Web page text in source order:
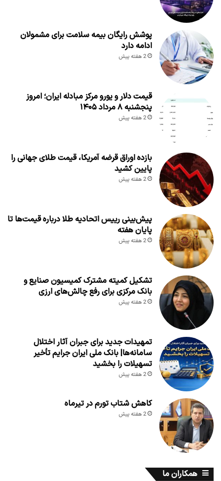
پوشش رایگان بیمه سلامت برای مشمولان
ادامه دارد
2 هفته پیش
قیمت دلار و یورو مرکز مبادله ایران؛ امروز
پنجشنبه ۸ مرداد ۱۴۰۵
2 هفته پیش
بازده اوراق قرضه آمریکا، قیمت طلای جهانی را
پایین کشید
2 هفته پیش
پیش‌بینی رییس اتحادیه طلا درباره قیمت‌ها تا
پایان هفته
2 هفته پیش
تشکیل کمیته مشترک کمیسیون صنایع و
بانک مرکزی برای رفع چالش‌های ارزی
2 هفته پیش
تمهیدات جدید برای جبران آثار اختلال
سامانه‌ها| بانک ملی ایران جرایم تأخیر
تسهیلات را بخشید
2 هفته پیش
کاهش شتاب تورم در تیرماه
2 هفته پیش
همکاران ما